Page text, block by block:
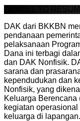
SCROLL TO
DAK dari BKKBN
pendanaan
pelaksanaan
Dana ini terbagi
dan DAK Nonfisik.
sarana dan
kependudukan dan
Nonfisik, yang
Keluarga Berencana
kegiatan
keluarga di lapangan.